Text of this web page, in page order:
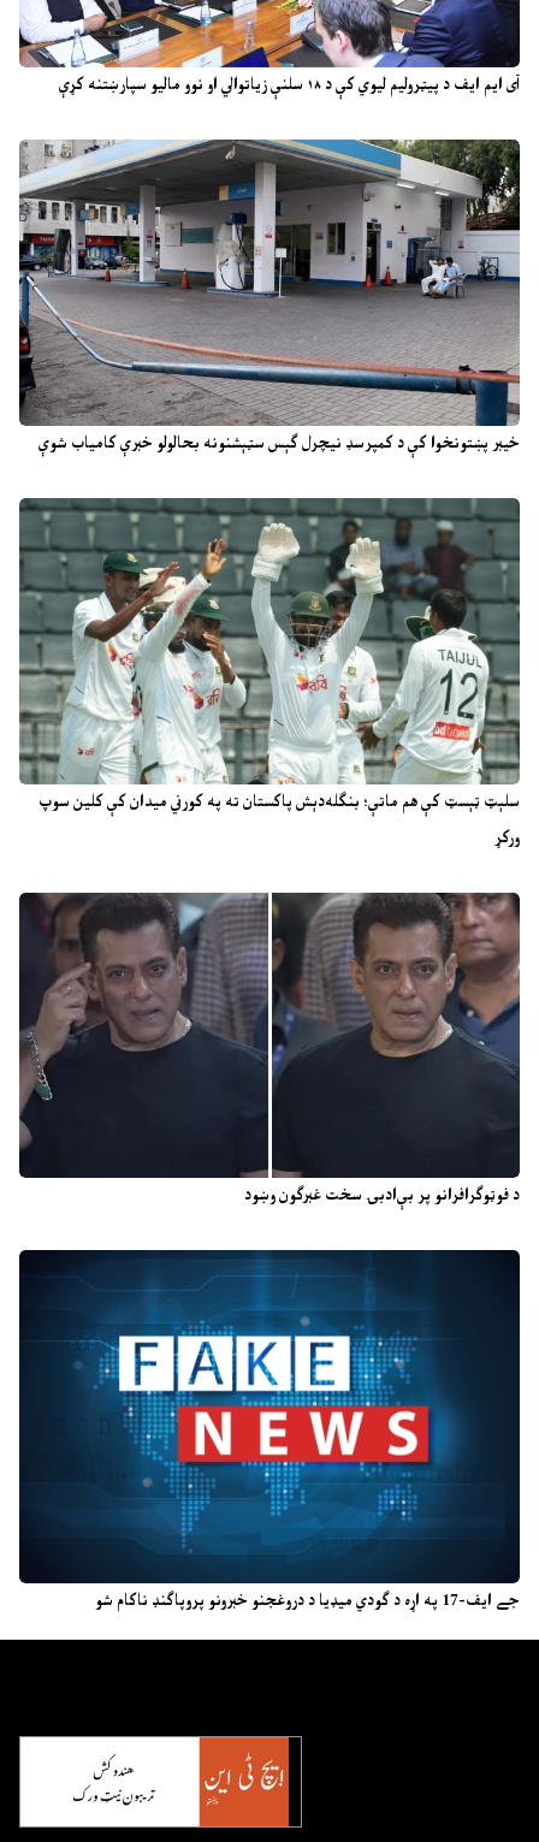
آی ایم ایف د پیټرولیم لیوي کې د ۱۸ سلنې زیاتوالي او نوو مالیو سپارښتنه کړې
خیبر پښتونخوا کې د کمپرسډ نیچرل ګېس سټېشنونه بحالولو خبرې کامیاب شوې
سلېټ ټېسټ کې هم ماتې؛ بنګله‌دېش پاکستان ته په کورني میدان کې کلین سوپ
ورکړ
د فوټوګرافرانو پر بې‌ادبۍ سخت غبرګون وښود
جے ایف-17 په اړه د ګودي میډیا د دروغجنو خبرونو پروپاګنډ ناکام شو